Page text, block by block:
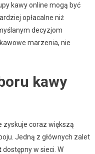
kawy online mogą być
opłacalne niż
decyzjom
marzenia, nie
kawy
zyskuje coraz większą
Jedną z głównych zalet
dostępny w sieci. W